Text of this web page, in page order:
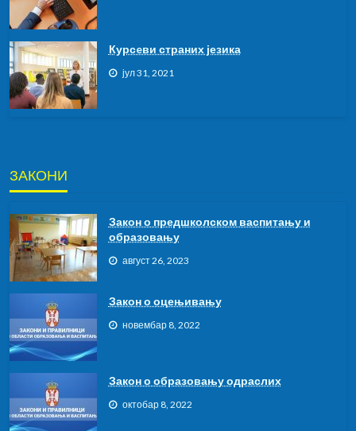
Курсeви страних језика
јул 31, 2021
ЗАКОНИ
Закон о предшколском васпитању и
образовању
август 26, 2023
Закон о оцењивању
новембар 8, 2022
Закон о образовању одраслих
октобар 8, 2022